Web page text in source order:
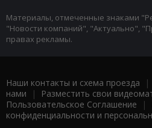
Материалы, отмеченные знаками
"Новости компаний", "Актуально",
правах рекламы.
Наши контакты и схема проезда |
нами | Разместить свои
Пользовательское Соглашение |
конфиденциальности и